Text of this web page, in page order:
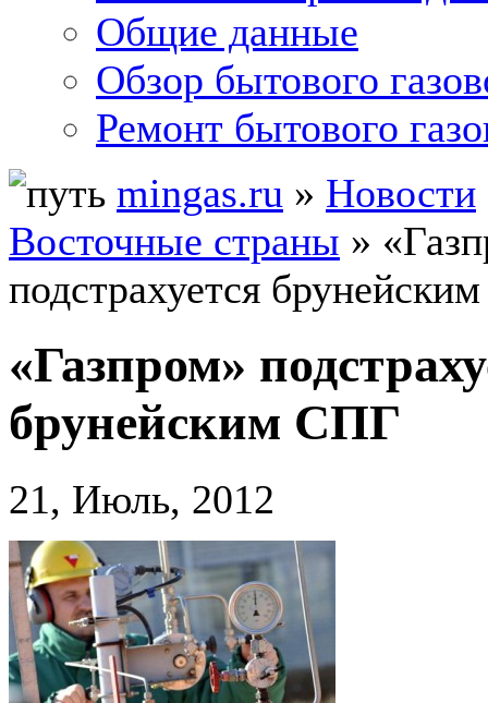
Общие данные
Обзор бытового
Ремонт бытового
mingas.ru » Новости
Восточные страны »
подстрахуется
«Газпром»
брунейским СПГ
21, Июль, 2012